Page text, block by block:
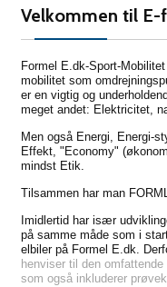
Velkommen til
Formel E.dk-Sport-
mobilitet som
er en vigtig og
meget andet: Elektricitet,
Men også Energi, Energi-
Effekt, "Economy"
mindst Etik.
Tilsammen har man
Imidlertid har især
på samme måde som i
elbiler på Formel E.dk.
henviser til den
som også inkluderer